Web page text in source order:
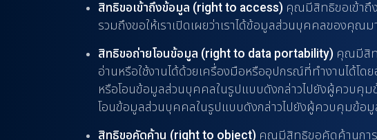
สิทธิขอเข้าถึงข้อมูล (right to access) คุณมีสิทธิขอเข้าถึ
รวมถึงขอให้เราเปิดเผยว่าเราได้ข้อมูลส่วนบุคคลของคุณม
สิทธิขอถ่ายโอนข้อมูล (right to data portability) คุณมีสิท
อ่านหรือใช้งานได้ด้วยเครื่องมือหรืออุปกรณ์ที่ทำงานได้โด
หรือโอนข้อมูลส่วนบุคคลในรูปแบบดังกล่าวไปยังผู้ควบคุ
โอนข้อมูลส่วนบุคคลในรูปแบบดังกล่าวไปยังผู้ควบคุมข้อมู
สิทธิขอคัดค้าน (right to object) คุณมีสิทธิขอคัดค้านการเ